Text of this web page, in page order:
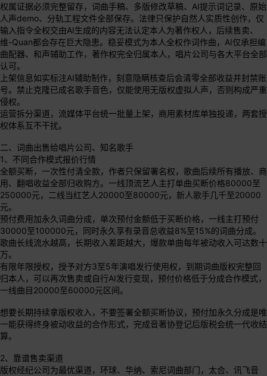
权属证据必须完整留存，词曲手稿、多版修改草稿、AI提示词记录、原始
人声demo、分轨工程文件全部保存。法律只保护自然人实质性创作，仅
输入指令全权交由AI生成的内容无法认定本人为著作权人，后续售卖、
维-Quan都会存在巨大隐患。稳妥模式为本人全权作词作曲，AI仅承担编
曲配器、和声辅助工作，著作权完全归属本人，唱片公司与各大平台全部
认可。
上架信息如实标注AI辅助制作，刻意隐瞒核查后会清零全部收益并封禁账
号。禁止克隆已成名歌手音色，仅能使用无版权虚拟人声，否则构成严重
侵权。
运营拆分渠道，流媒体平台统一批量上架，商用素材库单独投递，两套授
权体系互不干扰。
二、词曲出售给唱片公司、知名歌手
1、不同合作模式报价行情
全额买断，一次性付清全款，作者只保留署名权，歌曲后续所有播放、商
用、翻唱收益全部归收购方。一线顶流艺人主打单曲买断价格80000至
250000元，二线当红艺人20000至80000元，新人歌手几千至20000
元。
预付费用加永久词曲分成，单次预付金额低于买断价格，一线主打预付
30000至100000元，同时永久享有录音总收益8%至15%的词曲分成。
歌曲长线流水越高，长期收入差距越大，爆款单曲每年被动收入可达数十
万。
有限年限授权，授予对方3至5年演唱发行使用权，到期词曲版权完整回
归本人，可以再次售卖或自行AI发行变现，预付价格低于分成合作模式，
一线曲目20000至60000元区间。
想要长期持续拿版权收入，不要签署全额买断协议，预付加永久分成是唯
一能获得终身被动收益的合作形式，完成音著协登记后版税会统一代收结
算。
2、靠谱售卖渠道
版权经纪公司为最优渠道，环球、华纳、索尼词曲部门，太合、讯飞音